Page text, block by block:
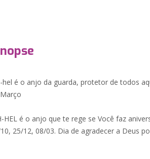
hel é o anjo da guarda, protetor de todos
HEL é o anjo que te rege se Você faz
25/12, 08/03. Dia de agradecer a Deus